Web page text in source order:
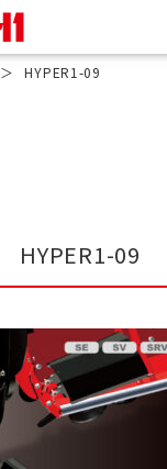
＞ HYPER1-09
HYPER1-09